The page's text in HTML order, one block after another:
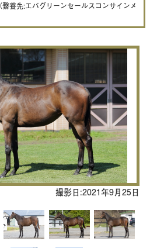
養先:エバグリーンセールスコンサインメ
撮影日:2021年9月25日